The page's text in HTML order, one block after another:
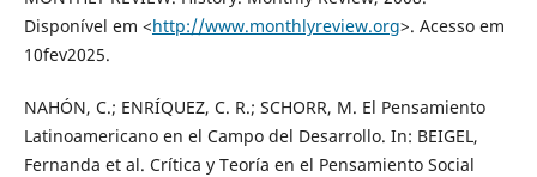
Disponível em <http://www.monthlyreview.org>. Acesso em
10fev2025.
NAHÓN, C.; ENRÍQUEZ, C. R.; SCHORR, M. El Pensamiento
Latinoamericano en el Campo del Desarrollo. In: BEIGEL,
Fernanda et al. Crítica y Teoría en el Pensamiento Social